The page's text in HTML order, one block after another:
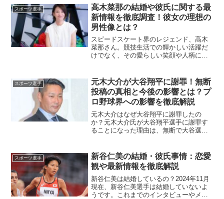
宮脇花綸選手の本名、家族構成、学歴、
フェンシングでの実績、...
スポーツ選手
高木菜那の結婚や彼氏に関する最
新情報を徹底調査！彼女の理想の
男性像とは？
スピードスケート界のレジェンド、高木
菜那さん。競技生活での輝かしい活躍だ
けでなく、その愛らしい笑顔や人柄にも
る中、今回は最新情報をもとに結婚や彼
氏の存在、理想の男性像、...
スポーツ選手
元木大介が大谷翔平に謝罪！無断
投稿の真相と今後の影響とは？プ
ロ野球界への影響を徹底解説
元木大介はなぜ大谷翔平に謝罪したの
か？元木大介氏が大谷翔平選手に謝罪す
ることになった理由は、無断で大谷選手
きな批判を呼び、大谷選手が不快感を抱
いたとされています。フ...
スポーツ選手
新谷仁美の結婚・彼氏事情：恋愛
観や最新情報を徹底解説
新谷仁美は結婚しているの？2024年11月
現在、新谷仁美選手は結婚していないよ
うです。これまでのインタビューやメデ